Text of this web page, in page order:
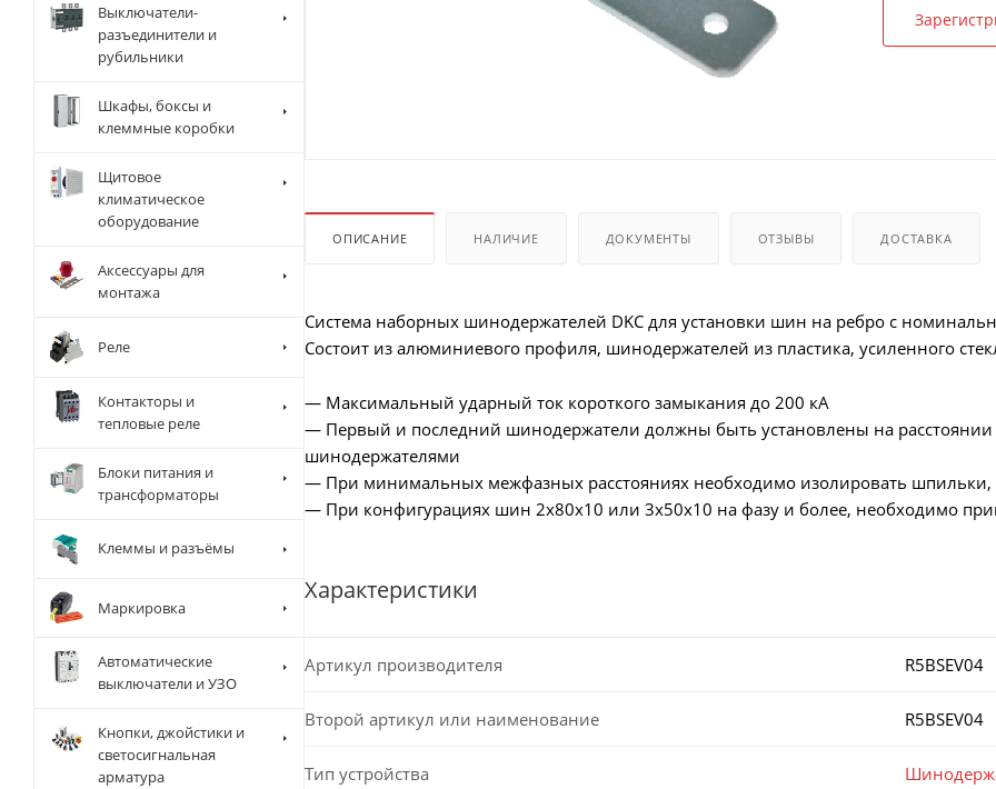
ОПИСАНИЕ НАЛИЧИЕ ДОКУМЕНТЫ ОТЗЫВЫ ДОСТАВКА
Система наборных шинодержателей DKC для установки шин на ребро с
Состоит из алюминиевого профиля, шинодержателей из пластика, усиленного
— Максимальный ударный ток короткого замыкания до 200 кА
— Первый и последний шинодержатели должны быть установлены на
шинодержателями
— При минимальных межфазных расстояниях необходимо изолировать шпильки,
— При конфигурациях шин 2х80х10 или 3х50х10 на фазу и более, необходимо
Характеристики
Артикул производителя R5BSEV04
Второй артикул или наименование R5BSEV04
Тип устройства
Выключатели-
разъединители и
рубильники
Шкафы, боксы и
клеммные коробки
Щитовое
климатическое
оборудование
Аксессуары для
монтажа
Реле
Контакторы и
тепловые реле
Блоки питания и
трансформаторы
Клеммы и разъёмы
Маркировка
Автоматические
выключатели и УЗО
Кнопки, джойстики и
светосигнальная
арматура